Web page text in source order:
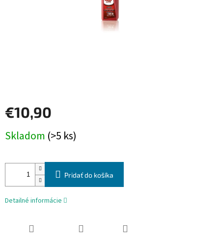
€10,90
cena:
Skladom (>5 ks)
Pridať do košíka
Detailné informácie